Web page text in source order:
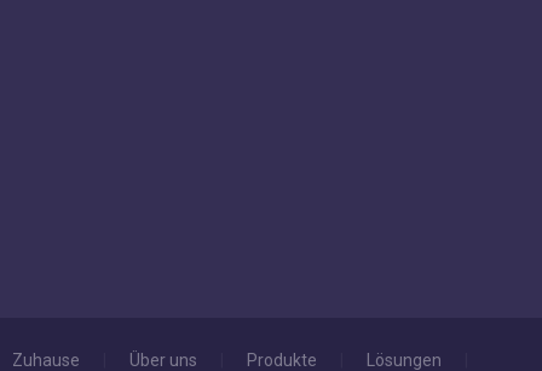
Zuhause Über uns Produkte Lösungen